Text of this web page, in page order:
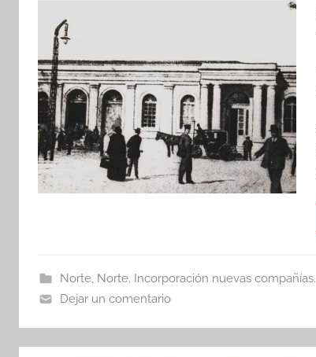
Norte, Norte. Incorporación nuevas compañías.
Dejar un comentario